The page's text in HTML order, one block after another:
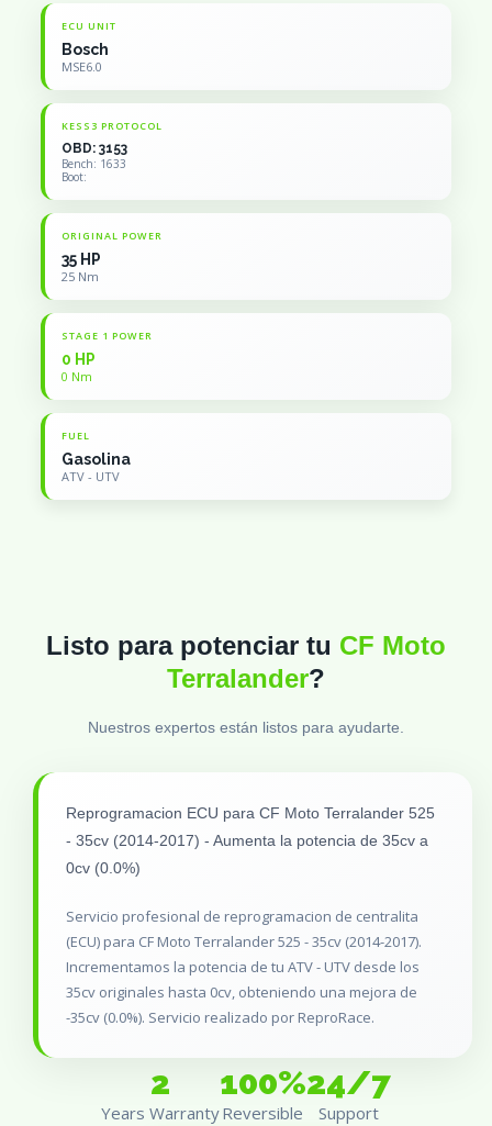
ECU UNIT
Bosch
MSE6.0
KESS3 PROTOCOL
OBD: 3153
Bench: 1633
Boot:
ORIGINAL POWER
35 HP
25 Nm
STAGE 1 POWER
0 HP
0 Nm
FUEL
Gasolina
ATV - UTV
Listo para potenciar tu CF Moto
Terralander?
Nuestros expertos están listos para ayudarte.
Reprogramacion ECU para CF Moto Terralander 525
- 35cv (2014-2017) - Aumenta la potencia de 35cv a
0cv (0.0%)
Servicio profesional de reprogramacion de centralita
(ECU) para CF Moto Terralander 525 - 35cv (2014-2017).
Incrementamos la potencia de tu ATV - UTV desde los
35cv originales hasta 0cv, obteniendo una mejora de
-35cv (0.0%). Servicio realizado por ReproRace.
2
Years Warranty
100%
Reversible
24/7
Support